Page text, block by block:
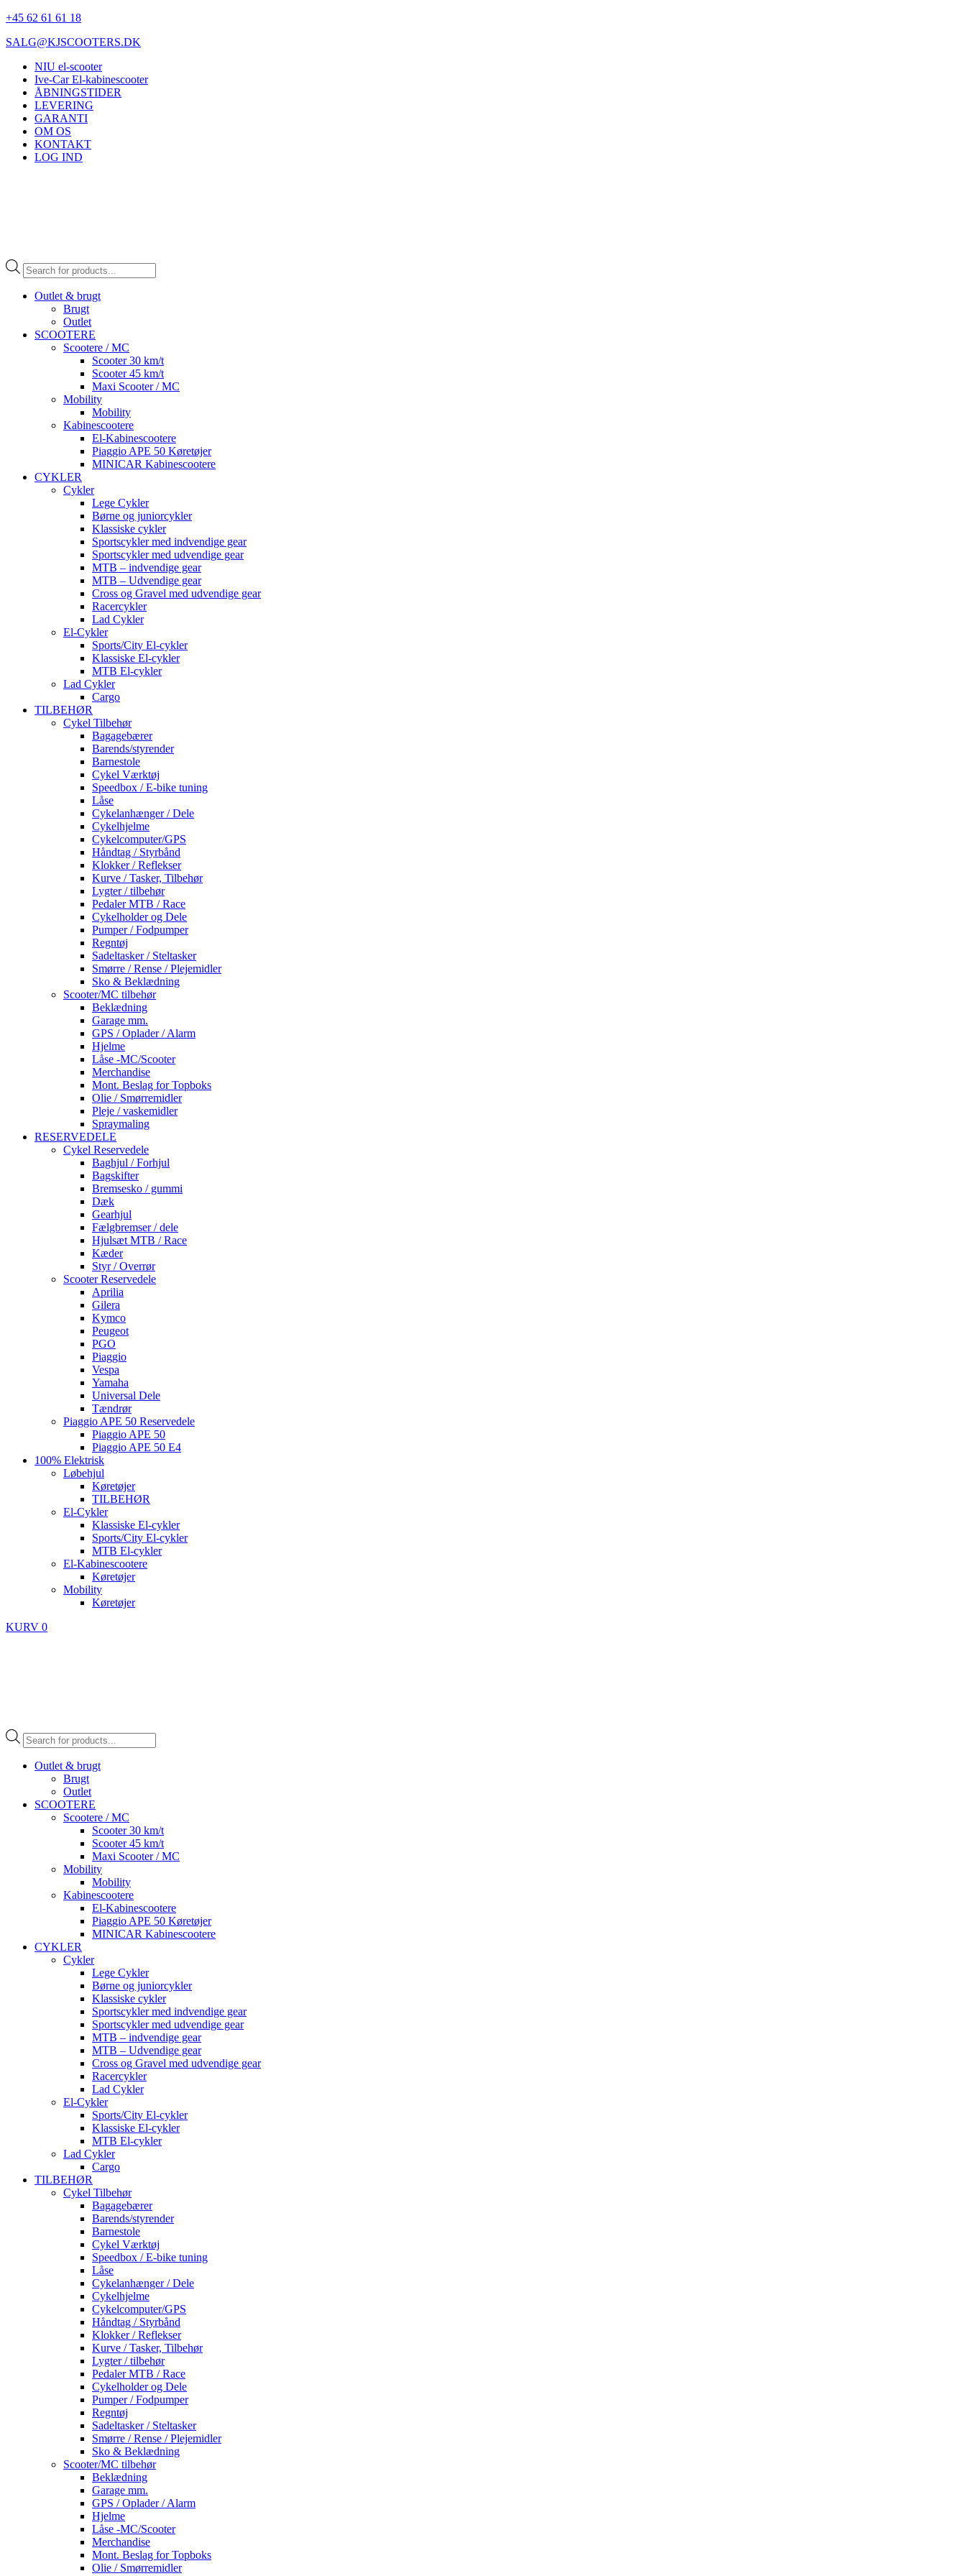
+45 62 61 61 18
SALG@KJSCOOTERS.DK
NIU el-scooter
Ive-Car El-kabinescooter
ÅBNINGSTIDER
LEVERING
GARANTI
OM OS
KONTAKT
LOG IND
Products
search
Outlet & brugt
Brugt
Outlet
SCOOTERE
Scootere / MC
Scooter 30 km/t
Scooter 45 km/t
Maxi Scooter / MC
Mobility
Mobility
Kabinescootere
El-Kabinescootere
Piaggio APE 50 Køretøjer
MINICAR Kabinescootere
CYKLER
Cykler
Lege Cykler
Børne og juniorcykler
Klassiske cykler
Sportscykler med indvendige gear
Sportscykler med udvendige gear
MTB – indvendige gear
MTB – Udvendige gear
Cross og Gravel med udvendige gear
Racercykler
Lad Cykler
El-Cykler
Sports/City El-cykler
Klassiske El-cykler
MTB El-cykler
Lad Cykler
Cargo
TILBEHØR
Cykel Tilbehør
Bagagebærer
Barends/styrender
Barnestole
Cykel Værktøj
Speedbox / E-bike tuning
Låse
Cykelanhænger / Dele
Cykelhjelme
Cykelcomputer/GPS
Håndtag / Styrbånd
Klokker / Reflekser
Kurve / Tasker, Tilbehør
Lygter / tilbehør
Pedaler MTB / Race
Cykelholder og Dele
Pumper / Fodpumper
Regntøj
Sadeltasker / Steltasker
Smørre / Rense / Plejemidler
Sko & Beklædning
Scooter/MC tilbehør
Beklædning
Garage mm.
GPS / Oplader / Alarm
Hjelme
Låse -MC/Scooter
Merchandise
Mont. Beslag for Topboks
Olie / Smørremidler
Pleje / vaskemidler
Spraymaling
RESERVEDELE
Cykel Reservedele
Baghjul / Forhjul
Bagskifter
Bremsesko / gummi
Dæk
Gearhjul
Fælgbremser / dele
Hjulsæt MTB / Race
Kæder
Styr / Overrør
Scooter Reservedele
Aprilia
Gilera
Kymco
Peugeot
PGO
Piaggio
Vespa
Yamaha
Universal Dele
Tændrør
Piaggio APE 50 Reservedele
Piaggio APE 50
Piaggio APE 50 E4
100% Elektrisk
Løbehjul
Køretøjer
TILBEHØR
El-Cykler
Klassiske El-cykler
Sports/City El-cykler
MTB El-cykler
El-Kabinescootere
Køretøjer
Mobility
Køretøjer
KURV 0
Products
search
Outlet & brugt
Brugt
Outlet
SCOOTERE
Scootere / MC
Scooter 30 km/t
Scooter 45 km/t
Maxi Scooter / MC
Mobility
Mobility
Kabinescootere
El-Kabinescootere
Piaggio APE 50 Køretøjer
MINICAR Kabinescootere
CYKLER
Cykler
Lege Cykler
Børne og juniorcykler
Klassiske cykler
Sportscykler med indvendige gear
Sportscykler med udvendige gear
MTB – indvendige gear
MTB – Udvendige gear
Cross og Gravel med udvendige gear
Racercykler
Lad Cykler
El-Cykler
Sports/City El-cykler
Klassiske El-cykler
MTB El-cykler
Lad Cykler
Cargo
TILBEHØR
Cykel Tilbehør
Bagagebærer
Barends/styrender
Barnestole
Cykel Værktøj
Speedbox / E-bike tuning
Låse
Cykelanhænger / Dele
Cykelhjelme
Cykelcomputer/GPS
Håndtag / Styrbånd
Klokker / Reflekser
Kurve / Tasker, Tilbehør
Lygter / tilbehør
Pedaler MTB / Race
Cykelholder og Dele
Pumper / Fodpumper
Regntøj
Sadeltasker / Steltasker
Smørre / Rense / Plejemidler
Sko & Beklædning
Scooter/MC tilbehør
Beklædning
Garage mm.
GPS / Oplader / Alarm
Hjelme
Låse -MC/Scooter
Merchandise
Mont. Beslag for Topboks
Olie / Smørremidler